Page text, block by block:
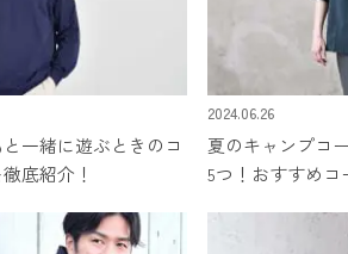
一緒に遊ぶときのコ
底紹介！
2024.06.26
夏のキャンプコ
5つ！おすすめコ